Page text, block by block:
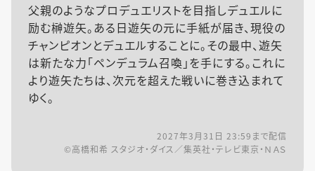
父親のようなプロデュエリストを目指しデュエルに
励む榊遊矢。ある日遊矢の元に手紙が届き、現役の
チャンピオンとデュエルすることに。その最中、遊矢
は新たな力「ペンデュラム召喚」を手にする。これに
より遊矢たちは、次元を超えた戦いに巻き込まれて
ゆく。
2027年3月31日 23:59 まで配信
©高橋和希 スタジオ・ダイス／集英社・テレビ東京・ＮＡＳ